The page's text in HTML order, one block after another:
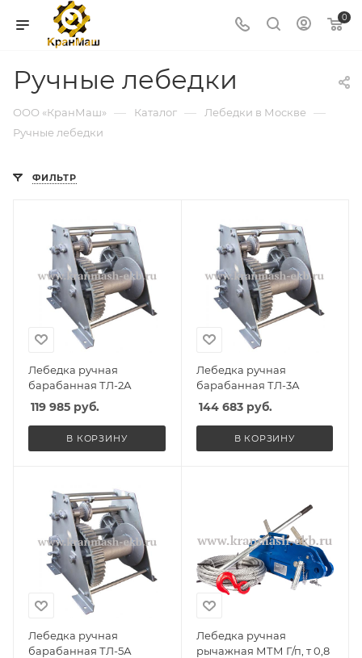
0
Ручные лебедки
ООО «КранМаш» — Каталог — Лебедки в Москве —
Ручные лебедки
ФИЛЬТР
Лебедка ручная
барабанная ТЛ-2А
119 985 руб.
В КОРЗИНУ
Лебедка ручная
барабанная ТЛ-3А
144 683руб.
В КОРЗИНУ
Лебедка ручная
барабанная ТЛ-5А
Лебедка ручная
рычажная МТМ Г/п, т 0,8